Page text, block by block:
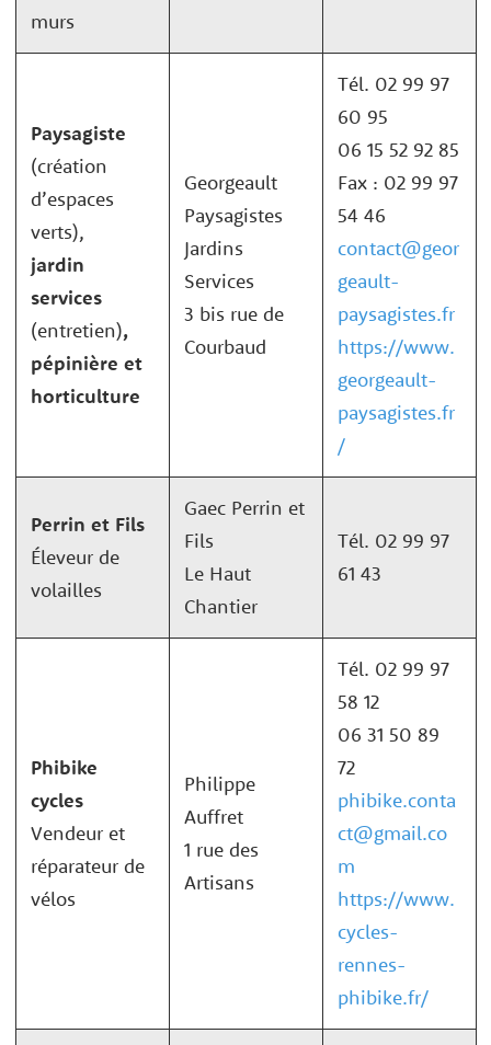
murs
Paysagiste
(création
d’espaces
verts),
jardin
services
(entretien),
pépinière et
horticulture
Georgeault
Paysagistes
Jardins
Services
3 bis rue de
Courbaud
Tél. 02 99 97
60 95
06 15 52 92 85
Fax : 02 99 97
54 46
contact@geor
geault-
paysagistes.fr
https://www.
georgeault-
paysagistes.fr
/
Perrin et Fils
Éleveur de
volailles
Gaec Perrin et
Fils
Le Haut
Chantier
Tél. 02 99 97
61 43
Phibike
cycles
Vendeur et
réparateur de
vélos
Philippe
Auffret
1 rue des
Artisans
Tél. 02 99 97
58 12
06 31 50 89
72
phibike.conta
ct@gmail.co
m
https://www.
cycles-
rennes-
phibike.fr/